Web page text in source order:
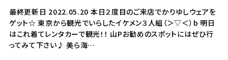
最終更新日 2022.05.20 本日２度目のご来店でかりゆしウェアを
ゲット☆ 東京から観光でいらしたイケメン３人組（＞▽＜）b 明日
はこれ着てレンタカーで観光！！ 山Pお勧めのスポットにはぜひ行
ってみて下さい♪ 美ら海…